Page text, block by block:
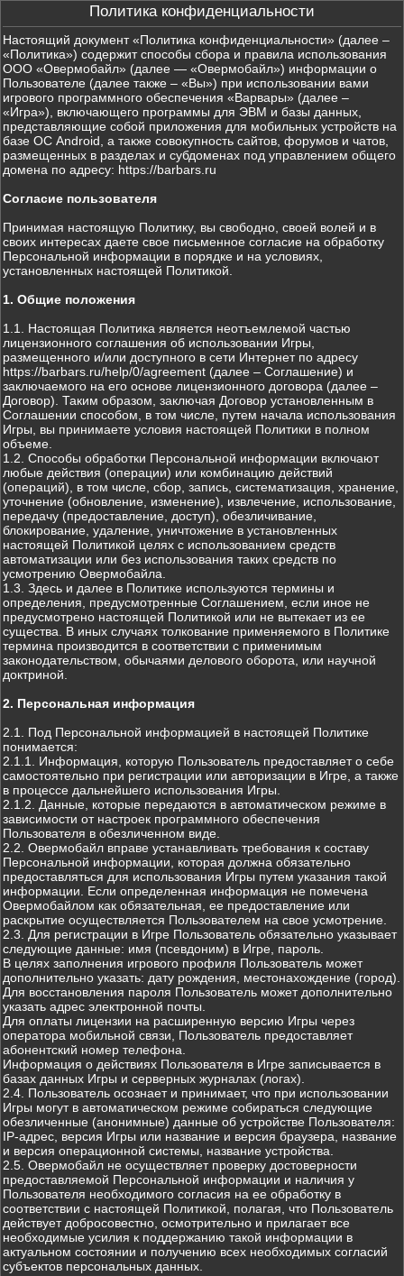
Политика конфиденциальности
Настоящий документ «Политика конфиденциальности» (далее –
«Политика») содержит способы сбора и правила использования
ООО «Овермобайл» (далее — «Овермобайл») информации о
Пользователе (далее также – «Вы») при использовании вами
игрового программного обеспечения «Варвары» (далее –
«Игра»), включающего программы для ЭВМ и базы данных,
представляющие собой приложения для мобильных устройств на
базе ОС Android, а также совокупность сайтов, форумов и чатов,
размещенных в разделах и субдоменах под управлением общего
домена по адресу: https://barbars.ru
Согласие пользователя
Принимая настоящую Политику, вы свободно, своей волей и в
своих интересах даете свое письменное согласие на обработку
Персональной информации в порядке и на условиях,
установленных настоящей Политикой.
1. Общие положения
1.1. Настоящая Политика является неотъемлемой частью
лицензионного соглашения об использовании Игры,
размещенного и/или доступного в сети Интернет по адресу
https://barbars.ru/help/0/agreement (далее – Соглашение) и
заключаемого на его основе лицензионного договора (далее –
Договор). Таким образом, заключая Договор установленным в
Соглашении способом, в том числе, путем начала использования
Игры, вы принимаете условия настоящей Политики в полном
объеме.
1.2. Способы обработки Персональной информации включают
любые действия (операции) или комбинацию действий
(операций), в том числе, сбор, запись, систематизация, хранение,
уточнение (обновление, изменение), извлечение, использование,
передачу (предоставление, доступ), обезличивание,
блокирование, удаление, уничтожение в установленных
настоящей Политикой целях с использованием средств
автоматизации или без использования таких средств по
усмотрению Овермобайла.
1.3. Здесь и далее в Политике используются термины и
определения, предусмотренные Соглашением, если иное не
предусмотрено настоящей Политикой или не вытекает из ее
существа. В иных случаях толкование применяемого в Политике
термина производится в соответствии с применимым
законодательством, обычаями делового оборота, или научной
доктриной.
2. Персональная информация
2.1. Под Персональной информацией в настоящей Политике
понимается:
2.1.1. Информация, которую Пользователь предоставляет о себе
самостоятельно при регистрации или авторизации в Игре, а также
в процессе дальнейшего использования Игры.
2.1.2. Данные, которые передаются в автоматическом режиме в
зависимости от настроек программного обеспечения
Пользователя в обезличенном виде.
2.2. Овермобайл вправе устанавливать требования к составу
Персональной информации, которая должна обязательно
предоставляться для использования Игры путем указания такой
информации. Если определенная информация не помечена
Овермобайлом как обязательная, ее предоставление или
раскрытие осуществляется Пользователем на свое усмотрение.
2.3. Для регистрации в Игре Пользователь обязательно указывает
следующие данные: имя (псевдоним) в Игре, пароль.
В целях заполнения игрового профиля Пользователь может
дополнительно указать: дату рождения, местонахождение (город).
Для восстановления пароля Пользователь может дополнительно
указать адрес электронной почты.
Для оплаты лицензии на расширенную версию Игры через
оператора мобильной связи, Пользователь предоставляет
абонентский номер телефона.
Информация о действиях Пользователя в Игре записывается в
базах данных Игры и серверных журналах (логах).
2.4. Пользователь осознает и принимает, что при использовании
Игры могут в автоматическом режиме собираться следующие
обезличенные (анонимные) данные об устройстве Пользователя:
IP-адрес, версия Игры или название и версия браузера, название
и версия операционной системы, название устройства.
2.5. Овермобайл не осуществляет проверку достоверности
предоставляемой Персональной информации и наличия у
Пользователя необходимого согласия на ее обработку в
соответствии с настоящей Политикой, полагая, что Пользователь
действует добросовестно, осмотрительно и прилагает все
необходимые усилия к поддержанию такой информации в
актуальном состоянии и получению всех необходимых согласий
субъектов персональных данных.